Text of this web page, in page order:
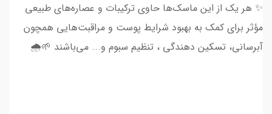
✨ هر یک از این ماسک‌ها حاوی ترکیبات و عصاره‌های طبیعی
مؤثر برای کمک به بهبود شرایط پوست و مراقبت‌هایی همچون
آبرسانی، تسکین دهندگی ، تنظیم سبوم و... می‌باشند 🌱🌧